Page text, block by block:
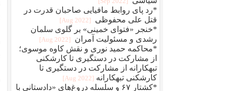
*رد پای روابط مافيایی صاحبان قدرت در
قتل علی محفوظی
[2022 Aug]
*خنجر «فتوای خمینی» بر گلوی سلمان
رشدی و مسئولیت آمران
[2022 Aug]
*محاکمه حمید نوری و نقش کاوه موسوی؛
از مشارکت در دستگیری تا کارشکنی
تبهکارانه از مشارکت در دستگیری تا
کارشکنی تبهکارانه [2022 Aug]
*کشتار ۶۷ و سلسله دروغ‌های «دادستانی با